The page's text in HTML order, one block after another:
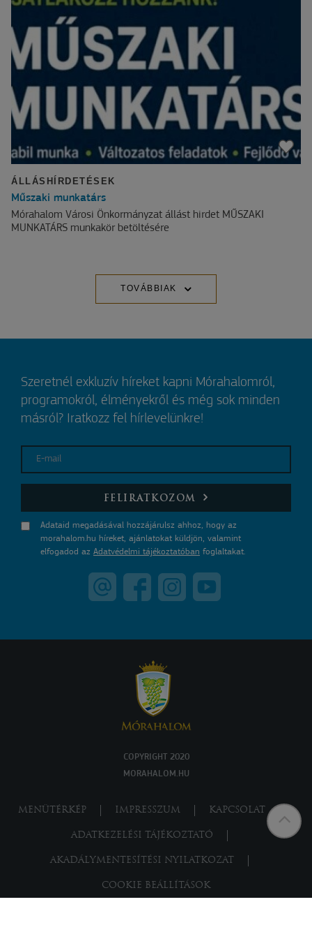
ÁLLÁSHÍRDETÉSEK
Műszaki munkatárs
Mórahalom Városi Önkormányzat állást hirdet MŰSZAKI
MUNKATÁRS munkakör betöltésére
TOVÁBBIAK
Szeretnél exkluzív híreket kapni Mórahalomról,
programokról, élményekről és még sok minden
másról? Iratkozz fel hírlevelünkre!
E-mail
FELIRATKOZOM
Adataid megadásával hozzájárulsz ahhoz, hogy az
morahalom.hu híreket, ajánlatokat küldjön, valamint
elfogadod az Adatvédelmi tájékoztatóban foglaltakat.
COPYRIGHT 2020
MORAHALOM.HU
MENÜTÉRKÉP IMPRESSZUM KAPCSOLAT
ADATKEZELÉSI TÁJÉKOZTATÓ
AKADÁLYMENTESÍTÉSI NYILATKOZAT
COOKIE BEÁLLÍTÁSOK